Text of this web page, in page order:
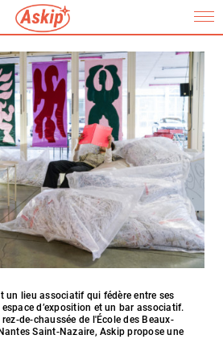
un lieu associatif qui fédère entre ses
d’exposition et un bar associatif.
de-chaussée de l'École des Beaux-
Saint-Nazaire, Askip propose une